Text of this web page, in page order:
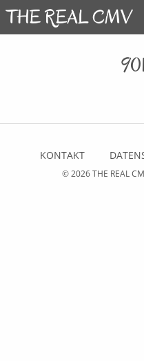
KONTAKT
© 2026THE REAL